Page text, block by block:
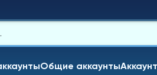
Общие аккаунты